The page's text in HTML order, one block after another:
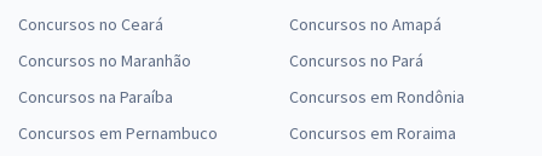
Concursos no Ceará
Concursos no Maranhão
Concursos na Paraíba
Concursos em Pernambuco
Concursos no Amapá
Concursos no Pará
Concursos em Rondônia
Concursos em Roraima